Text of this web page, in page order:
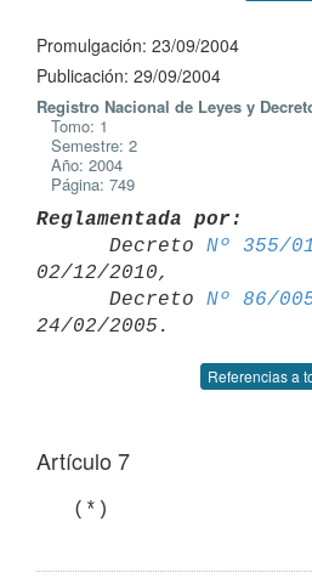
Promulgación: 23/09/2004
Publicación: 29/09/2004
Registro Nacional de Leyes y
Tomo: 1
Semestre: 2
Año: 2004
Página: 749
Reglamentada por:
Decreto Nº 355/
02/12/2010,
      Decreto
Nº 86/
Referencias a
Artículo 7